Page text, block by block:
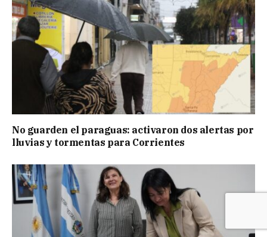
No guarden el paraguas: activaron dos alertas por
lluvias y tormentas para Corrientes